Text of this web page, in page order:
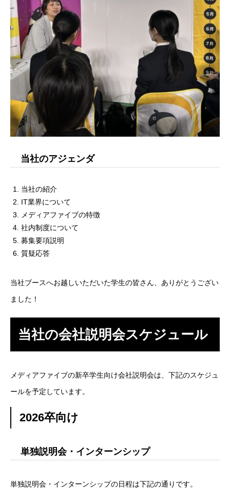
ユニーク制度
雰囲気を知る Blog
働く
遊ぶ
社員インタビュー
応募する
新卒採用エントリー
第二新卒採用エントリー
リファラル採用エントリー
当社のアジェンダ
当社の紹介
IT業界について
メディアファイブの特徴
社内制度について
募集要項説明
質疑応答
当社ブースへお越しいただいた学生の皆さん、ありがとうござい
ました！
当社の会社説明会スケジュール
メディアファイブの新卒学生向け会社説明会は、下記のスケジュ
ールを予定しています。
2026卒向け
単独説明会・インターンシップ
単独説明会・インターンシップの日程は下記の通りです。